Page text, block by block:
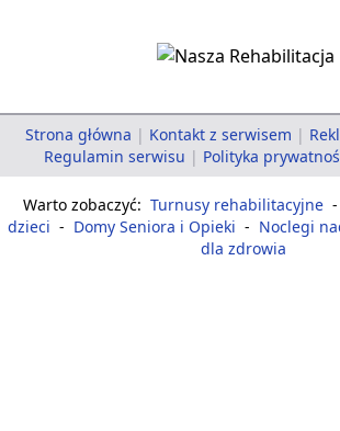
Strona główna | Kontakt z serwisem |
Regulamin serwisu | Polityka
Warto zobaczyć: Turnusy rehabilitacyjne -
dzieci - Domy Seniora i Opieki - Noclegi
dla zdrowia